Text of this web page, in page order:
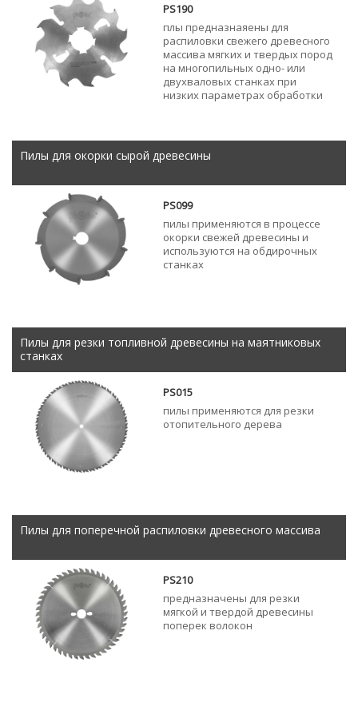
PS190
плы предназнаяены для
распиловки свежего древесного
массива мягких и твердых пород
на многопильных одно- или
двухваловых станках при
низких параметрах обработки
Пилы для окорки сырой древесины
PS099
пилы применяются в процессе
окорки свежей древесины и
используются на обдирочных
станках
Пилы для резки топливной древесины на маятниковых
станках
PS015
пилы применяются для резки
отопительного дерева
Пилы для поперечной распиловки древесного массива
PS210
предназначены для резки
мягкой и твердой древесины
поперек волокон